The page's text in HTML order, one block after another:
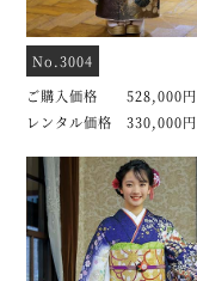
No.3004
ご購入価格 528,000円
レンタル価格 330,000円